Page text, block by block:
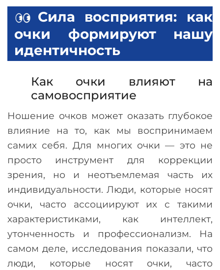
Сила восприятия: как
очки формируют нашу
идентичность
Как очки влияют на
самовосприятие
Ношение очков может оказать глубокое
влияние на то, как мы воспринимаем
самих себя. Для многих очки— это не
просто инструмент для коррекции
зрения, но и неотъемлемая часть их
индивидуальности. Люди, которые носят
очки, часто ассоциируют их с такими
характеристиками, как интеллект,
утонченность и профессионализм. На
самом деле, исследования показали, что
люди, которые носят очки, часто